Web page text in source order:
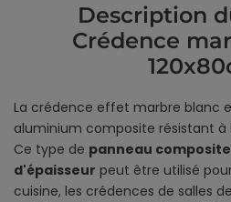
Description
Crédence
La crédence effet marbre blanc
aluminium composite résistant à
Ce type de panneau
d'épaisseur peut être utilisé
cuisine, les crédences de salles